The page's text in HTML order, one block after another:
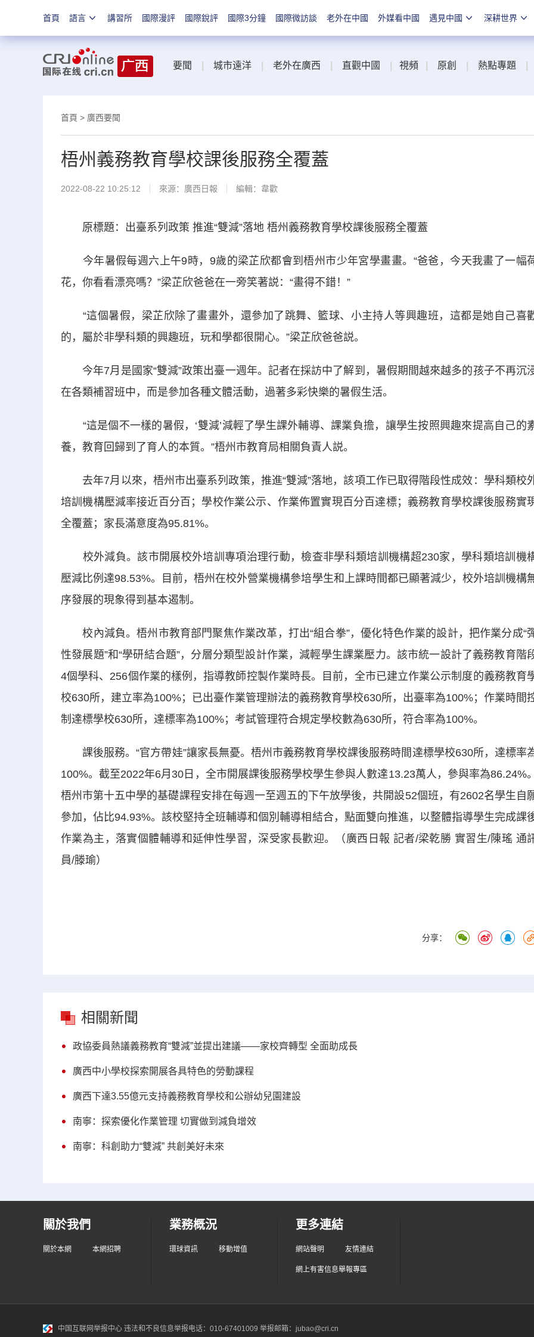
首頁 語言 講習所 國際漫評 國際銳評 國際3分鐘 國際微訪談 老外在中國 外媒看中國 遇見中國 深耕世界
要聞 城市遠洋 老外在廣西 直觀中國 視頻 原創 熱點專題
首頁 > 廣西要聞
梧州義務教育學校課後服務全覆蓋
2022-08-22 10:25:12 來源： 廣西日報 編輯：韋歡
原標題：出臺系列政策 推進“雙減”落地 梧州義務教育學校課後服務全覆蓋
今年暑假每週六上午9時，9歲的梁芷欣都會到梧州市少年宮學畫畫。“爸爸，今天我畫了一幅
花，你看看漂亮嗎？”梁芷欣爸爸在一旁笑著説：“畫得不錯！”
“這個暑假，梁芷欣除了畫畫外，還參加了跳舞、籃球、小主持人等興趣班，這都是她自己喜
的，屬於非學科類的興趣班，玩和學都很開心。”梁芷欣爸爸説。
今年7月是國家“雙減”政策出臺一週年。記者在採訪中了解到，暑假期間越來越多的孩子不再沉
在各類補習班中，而是參加各種文體活動，過著多彩快樂的暑假生活。
“這是個不一樣的暑假，‘雙減’減輕了學生課外輔導、課業負擔，讓學生按照興趣來提高自己的
養，教育回歸到了育人的本質。”梧州市教育局相關負責人説。
去年7月以來，梧州市出臺系列政策，推進“雙減”落地，該項工作已取得階段性成效：學科類校
培訓機構壓減率接近百分百；學校作業公示、作業佈置實現百分百達標；義務教育學校課後服務實
全覆蓋；家長滿意度為95.81%。
校外減負。該市開展校外培訓專項治理行動，檢查非學科類培訓機構超230家，學科類培訓機
壓減比例達98.53%。目前，梧州在校外營業機構參培學生和上課時間都已顯著減少，校外培訓機構
序發展的現象得到基本遏制。
校內減負。梧州市教育部門聚焦作業改革，打出“組合拳”，優化特色作業的設計，把作業分成“
性發展題”和“學研結合題”，分層分類型設計作業，減輕學生課業壓力。該市統一設計了義務教育階
4個學科、256個作業的樣例，指導教師控製作業時長。目前，全市已建立作業公示制度的義務教育
校630所，建立率為100%；已出臺作業管理辦法的義務教育學校630所，出臺率為100%；作業時間
制達標學校630所，達標率為100%；考試管理符合規定學校數為630所，符合率為100%。
課後服務。“官方帶娃”讓家長無憂。梧州市義務教育學校課後服務時間達標學校630所，達標率
100%。截至2022年6月30日，全市開展課後服務學校學生參與人數達13.23萬人，參與率為86.24%
梧州市第十五中學的基礎課程安排在每週一至週五的下午放學後，共開設52個班，有2602名學生自
參加，佔比94.93%。該校堅持全班輔導和個別輔導相結合，點面雙向推進，以整體指導學生完成課
作業為主，落實個體輔導和延伸性學習，深受家長歡迎。（廣西日報 記者/梁乾勝 實習生/陳瑤 通
員/滕瑜）
分享：
相關新聞
政協委員熱議義務教育“雙減”並提出建議——家校齊轉型 全面助成長
廣西中小學校探索開展各具特色的勞動課程
廣西下達3.55億元支持義務教育學校和公辦幼兒園建設
南寧：探索優化作業管理 切實做到減負增效
南寧：科創助力“雙減” 共創美好未來
關於我們
關於本網 本網招聘
業務概況
環球資訊 移動增值
更多連結
網站聲明 友情連結
網上有害信息舉報專區
中国互联网举报中心 违法和不良信息举报电话：010-67401009 举报邮箱：jubao@cri.cn